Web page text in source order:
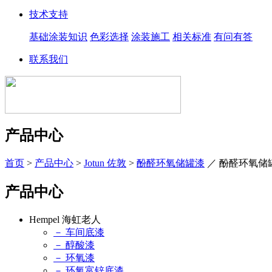
技术支持
基础涂装知识 色彩选择 涂装施工 相关标准 有问有答
联系我们
产品中心
首页 > 产品中心 > Jotun 佐敦 > 酚醛环氧储罐漆 ／ 酚醛环氧储
产品中心
Hempel 海虹老人
－ 车间底漆
－ 醇酸漆
－ 环氧漆